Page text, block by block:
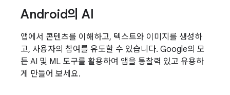
Android의 AI
앱에서 콘텐츠를 이해하고, 텍스트와 이미지를 생성하
고, 사용자의 참여를 유도할 수 있습니다. Google의 모
든 AI 및 ML 도구를 활용하여 앱을 통찰력 있고 유용하
게 만들어 보세요.